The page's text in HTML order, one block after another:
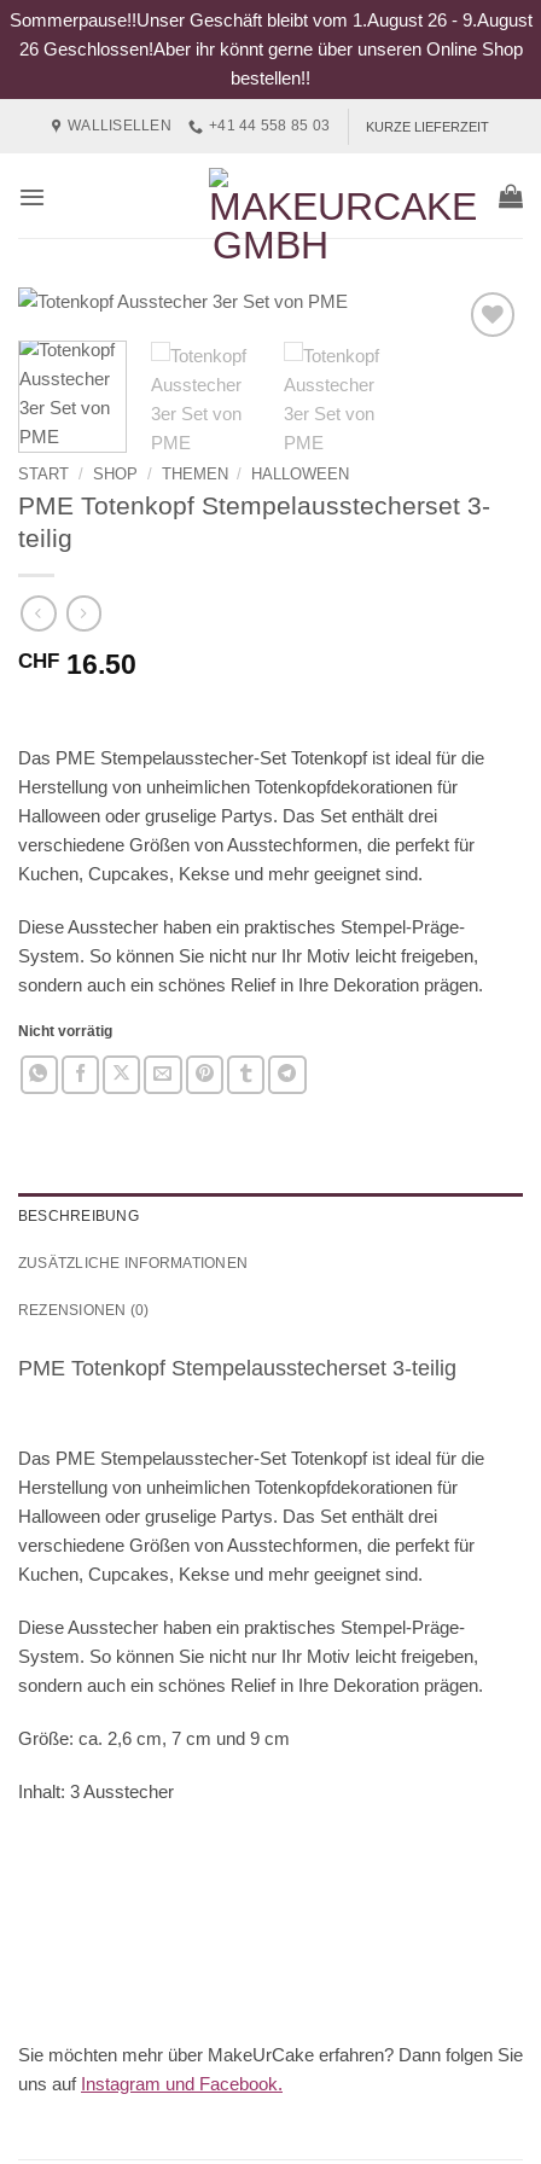
Sommerpause!!Unser Geschäft bleibt vom 1.August 26 - 9.August
26 Geschlossen!Aber ihr könnt gerne über unseren Online Shop
bestellen!!
WALLISELLEN +41 44 558 85 03 KURZE LIEFERZEIT
START / SHOP / THEMEN / HALLOWEEN
PME Totenkopf Stempelausstecherset 3-
teilig
CHF 16.50
Das PME Stempelausstecher-Set Totenkopf ist ideal für die
Herstellung von unheimlichen Totenkopfdekorationen für
Halloween oder gruselige Partys. Das Set enthält drei
verschiedene Größen von Ausstechformen, die perfekt für
Kuchen, Cupcakes, Kekse und mehr geeignet sind.
Diese Ausstecher haben ein praktisches Stempel-Präge-
System. So können Sie nicht nur Ihr Motiv leicht freigeben,
sondern auch ein schönes Relief in Ihre Dekoration prägen.
Nicht vorrätig
BESCHREIBUNG
ZUSÄTZLICHE INFORMATIONEN
REZENSIONEN (0)
PME Totenkopf Stempelausstecherset 3-teilig
Das PME Stempelausstecher-Set Totenkopf ist ideal für die
Herstellung von unheimlichen Totenkopfdekorationen für
Halloween oder gruselige Partys. Das Set enthält drei
verschiedene Größen von Ausstechformen, die perfekt für
Kuchen, Cupcakes, Kekse und mehr geeignet sind.
Diese Ausstecher haben ein praktisches Stempel-Präge-
System. So können Sie nicht nur Ihr Motiv leicht freigeben,
sondern auch ein schönes Relief in Ihre Dekoration prägen.
Größe: ca. 2,6 cm, 7 cm und 9 cm
Inhalt: 3 Ausstecher
Sie möchten mehr über MakeUrCake erfahren? Dann folgen Sie
uns auf Instagram und Facebook.